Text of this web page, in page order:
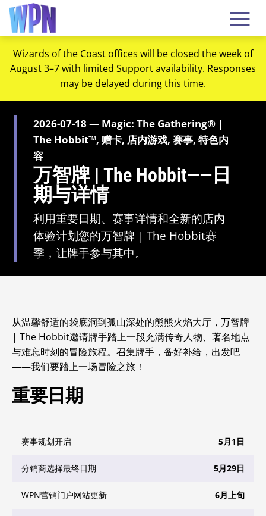
Wizards of the Coast offices will be closed the week of
August 3–7 with limited Support availability. Responses
may be delayed during this time.
2026-07-18 — Magic: The Gathering® |
The Hobbit™, 赠卡, 店内游戏, 赛事, 特色内
容
万智牌 | The Hobbit——日
期与详情
利用重要日期、赛事详情和全新的店内
体验计划您的万智牌 | The Hobbit赛
季，让牌手参与其中。
从温馨舒适的袋底洞到孤山深处的熊熊火焰大厅，万智牌
| The Hobbit邀请牌手踏上一段充满传奇人物、著名地点
与难忘时刻的冒险旅程。召集牌手，备好补给，出发吧
——我们要踏上一场冒险之旅！
重要日期
赛事规划开启 5月1日
分销商选择最终日期 5月29日
WPN营销门户网站更新 6月上旬